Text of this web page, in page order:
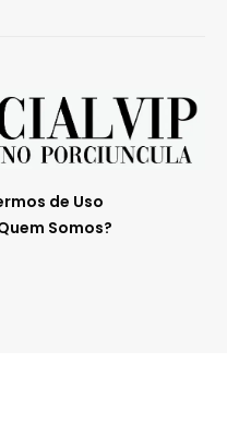
de Uso
Somos?